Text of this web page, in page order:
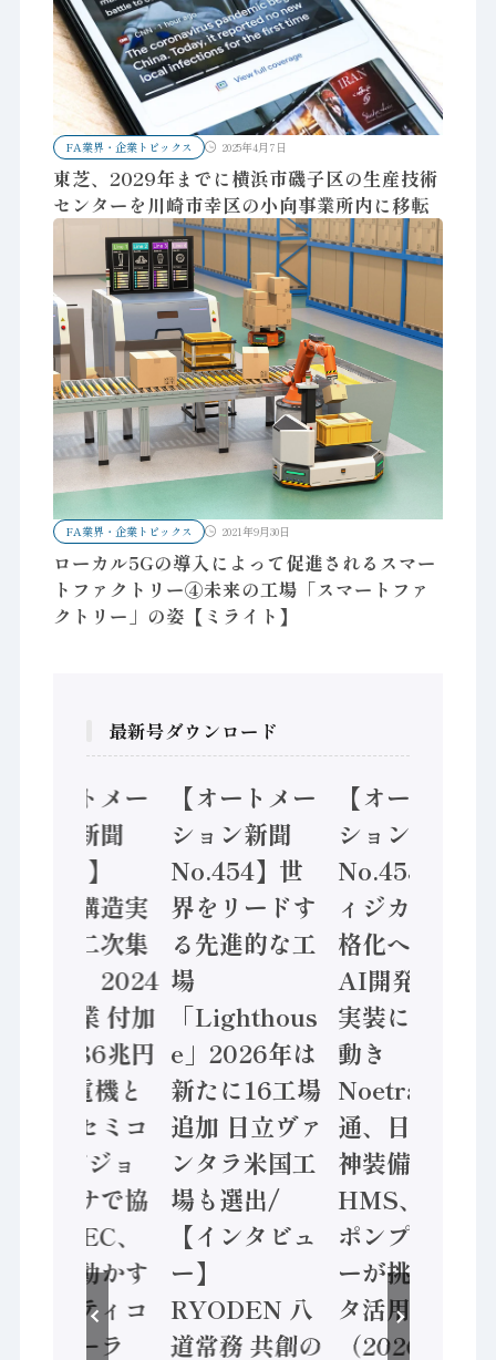
FA業界・企業トピックス 2025年4月7日
東芝、2029年までに横浜市磯子区の生産技術
センターを川崎市幸区の小向事業所内に移転
FA業界・企業トピックス 2021年9月30日
ローカル5Gの導入によって促進されるスマー
トファクトリー④未来の工場「スマートファ
クトリー」の姿【ミライト】
最新号ダウンロード
【オートメー
ション新聞
No.455】
「経済構造実
態調査二次集
計結果」2024
年製造業 付加
価値額86兆円
/ 三菱電機と
ソニーセミコ
ン AIビジョ
ンセンサで協
業 / IDEC、
安全に動かす
セーフティコ
ントローラ
【オートメー
ション新聞
No.454】世
界をリードす
る先進的な工
場
「Lighthous
e」2026年は
新たに16工場
追加 日立ヴァ
ンタラ米国工
場も選出/
【インタビュ
ー】
RYODEN 八
道常務 共創の
【オートメー
ション新聞
No.453】フ
ィジカルAI本
格化へ 国産
AI開発や社会
実装に活発な
動き
Noetra、富士
通、日立 / 兵
神装備 ×
HMS、老舗
ポンプメーカ
ーが挑むデー
タ活用 など
（2026年7月